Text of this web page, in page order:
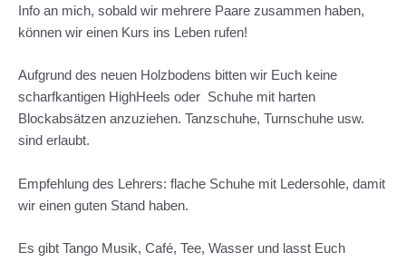
Info an mich, sobald wir mehrere Paare zusammen haben,
können wir einen Kurs ins Leben rufen!
Aufgrund des neuen Holzbodens bitten wir Euch keine
scharfkantigen HighHeels oder Schuhe mit harten
Blockabsätzen anzuziehen. Tanzschuhe, Turnschuhe usw.
sind erlaubt.
Empfehlung des Lehrers: flache Schuhe mit Ledersohle, damit
wir einen guten Stand haben.
Es gibt Tango Musik, Café, Tee, Wasser und lasst Euch